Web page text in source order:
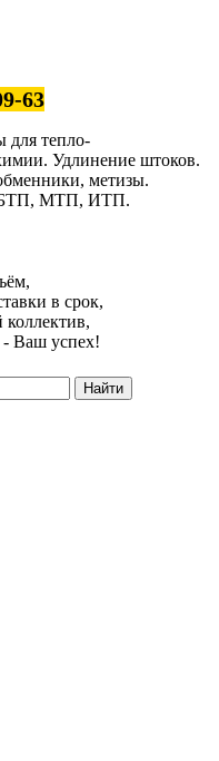
63
для тепло-
Удлинение штоков.
метизы.
БТП, МТП, ИТП.
в срок,
Ваш успех!